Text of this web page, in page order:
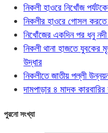
নিকলী হাওরে নিখোঁজ
নিকলীর হাওরে গোসল
নিখোঁজের একদিন পর ধনু
নিকলী থানা হাজতে যুবকের
উদ্ধার
নিকলীতে জাতীয় পল্লী
দামপাড়ার ৪ মাদক
পুরনো সংখ্যা